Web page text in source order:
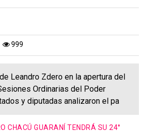
999
Leandro Zdero en la apertura del
Ordinarias del Poder
y diputadas analizaron el pa
CHACÚ GUARANÍ TENDRÁ SU 24°